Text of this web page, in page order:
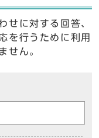
せに対する回答、
を行うために利用
せん。